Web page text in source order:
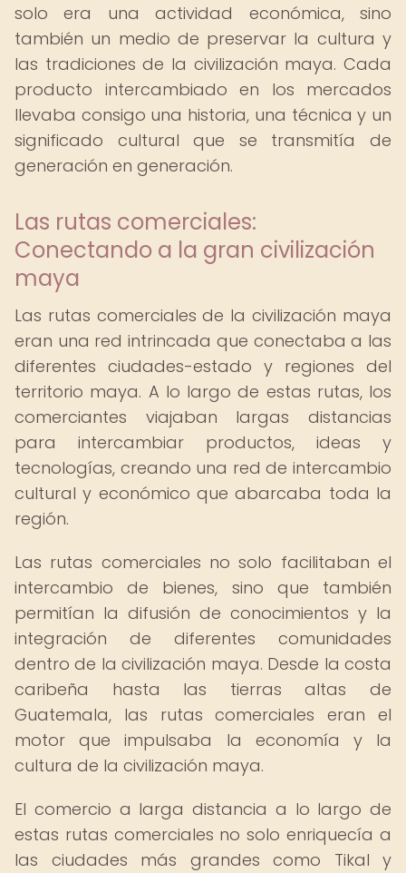
solo era una actividad económica, sino
también un medio de preservar la cultura y
las tradiciones de la civilización maya. Cada
producto intercambiado en los mercados
llevaba consigo una historia, una técnica y un
significado cultural que se transmitía de
generación en generación.
Las rutas comerciales:
Conectando a la gran civilización
maya
Las rutas comerciales de la civilización maya
eran una red intrincada que conectaba a las
diferentes ciudades-estado y regiones del
territorio maya. A lo largo de estas rutas, los
comerciantes viajaban largas distancias
para intercambiar productos, ideas y
tecnologías, creando una red de intercambio
cultural y económico que abarcaba toda la
región.
Las rutas comerciales no solo facilitaban el
intercambio de bienes, sino que también
permitían la difusión de conocimientos y la
integración de diferentes comunidades
dentro de la civilización maya. Desde la costa
caribeña hasta las tierras altas de
Guatemala, las rutas comerciales eran el
motor que impulsaba la economía y la
cultura de la civilización maya.
El comercio a larga distancia a lo largo de
estas rutas comerciales no solo enriquecía a
las ciudades más grandes como Tikal y